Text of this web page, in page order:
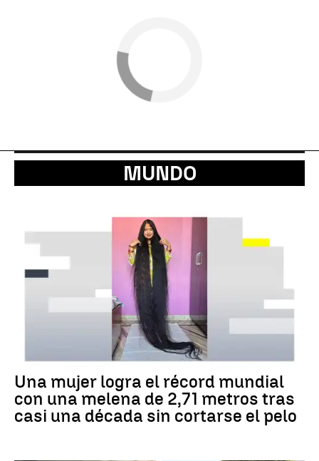
MUNDO
Una mujer logra el récord mundial
con una melena de 2,71 metros tras
casi una década sin cortarse el pelo